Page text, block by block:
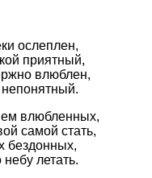
ослеплен,
приятный,
влюблен,
влюбленных,
самой стать,
бездонных,
летать.